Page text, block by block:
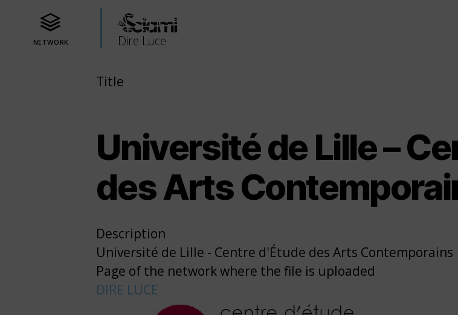
NETWORK Dire Luce
Title
Université de Lille –
des Arts
Description
Université de Lille - Centre d'Étude des Arts Contemporains
Page of the network where the file is uploaded
DIRE LUCE